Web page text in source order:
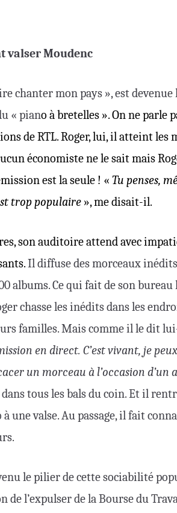
valser Moudenc
chanter mon pays », est
« piano à bretelles ». On ne parle
de RTL. Roger, lui, il atteint les
économiste ne le sait mais
est la seule ! « Tu penses,
trop populaire », me disait-il.
son auditoire attend avec
Il diffuse des morceaux
albums. Ce qui fait de son
chasse les inédits dans les
familles. Mais comme il le dit
en direct. C’est vivant, je
un morceau à l’occasion d’un
tous les bals du coin. Et il
à une valse. Au passage, il fait
le pilier de cette sociabilité
de l’expulser de la Bourse du